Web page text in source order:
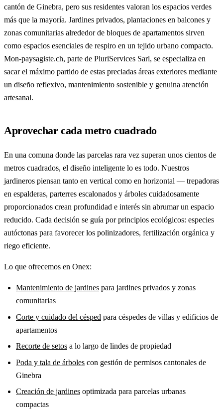
cantón de Ginebra, pero sus residentes valoran los espacios verdes
más que la mayoría. Jardines privados, plantaciones en balcones y
zonas comunitarias alrededor de bloques de apartamentos sirven
como espacios esenciales de respiro en un tejido urbano compacto.
Mon-paysagiste.ch, parte de PluriServices Sarl, se especializa en
sacar el máximo partido de estas preciadas áreas exteriores mediante
un diseño reflexivo, mantenimiento sostenible y genuina atención
artesanal.
Aprovechar cada metro cuadrado
En una comuna donde las parcelas rara vez superan unos cientos de
metros cuadrados, el diseño inteligente lo es todo. Nuestros
jardineros piensan tanto en vertical como en horizontal — trepadoras
en espalderas, parterres escalonados y árboles cuidadosamente
proporcionados crean profundidad e interés sin abrumar un espacio
reducido. Cada decisión se guía por principios ecológicos: especies
autóctonas para favorecer los polinizadores, fertilización orgánica y
riego eficiente.
Lo que ofrecemos en Onex:
Mantenimiento de jardines para jardines privados y zonas
comunitarias
Corte y cuidado del césped para céspedes de villas y edificios de
apartamentos
Recorte de setos a lo largo de lindes de propiedad
Poda y tala de árboles con gestión de permisos cantonales de
Ginebra
Creación de jardines optimizada para parcelas urbanas
compactas